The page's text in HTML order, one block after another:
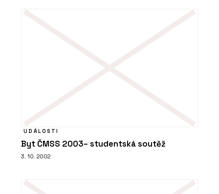
UDÁLOSTI
Byt ČMSS 2003– studentská soutěž
3. 10. 2002